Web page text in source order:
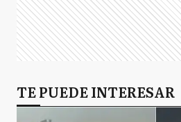
TE PUEDE INTERESAR